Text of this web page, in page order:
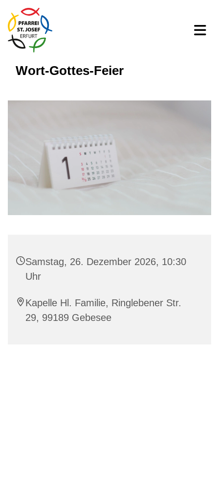
Wort-Gottes-Feier
Samstag, 26. Dezember 2026, 10:30
Uhr
Kapelle Hl. Familie, Ringlebener Str.
29, 99189 Gebesee